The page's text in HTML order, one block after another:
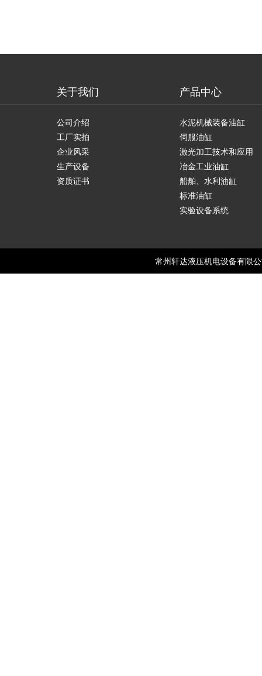
关于我们
公司介绍
工厂实拍
企业风采
生产设备
资质证书
产品中心
水泥机械装备油缸
伺服油缸
激光加工技术和应用
冶金工业油缸
船舶、水利油缸
标准油缸
实验设备系统
常州轩达液压机电设备